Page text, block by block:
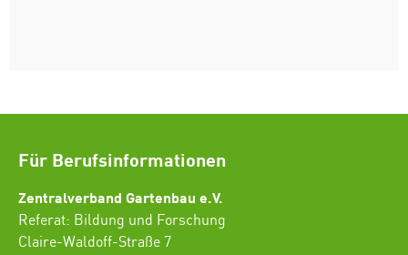
Für Berufsinformationen
Zentralverband Gartenbau e.V.
Referat: Bildung und Forschung
Claire-Waldoff-Straße 7